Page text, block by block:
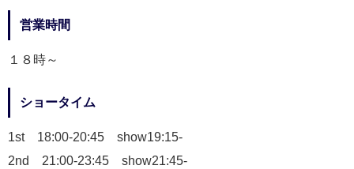
営業時間
１８時～
ショータイム
1st 18:00-20:45 show19:15-
2nd 21:00-23:45 show21:45-